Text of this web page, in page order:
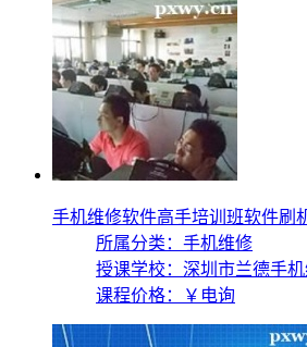
手机维修软件高手培训班软件刷
所属分类：手机维修
授课学校： 深圳市兰德手
课程价格：
￥电询